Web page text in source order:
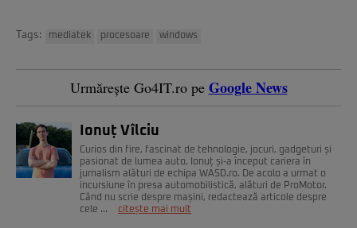
Tags: mediatek procesoare windows
Urmărește Go4IT.ro pe Google News
Ionuț Vîlciu
Curios din fire, fascinat de tehnologie, jocuri, gadgeturi și
pasionat de lumea auto, Ionuț și-a început cariera în
jurnalism alături de echipa WASD.ro. De acolo a urmat o
incursiune în presa automobilistică, alături de ProMotor.
Când nu scrie despre mașini, redactează articole despre
cele ...
citește mai mult